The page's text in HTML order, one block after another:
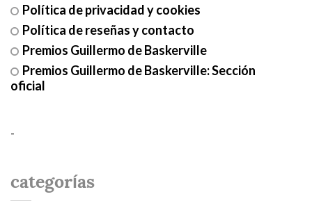
Política de privacidad y cookies
Política de reseñas y contacto
Premios Guillermo de Baskerville
Premios Guillermo de Baskerville: Sección
oficial
-
categorías